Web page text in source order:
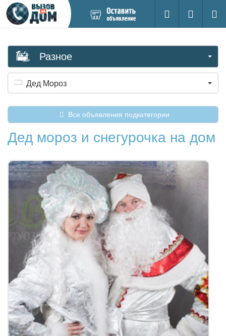
новое
Поиск
Вход на
Разное
Дед Мороз
Все объявления подкатегории
Дед мороз и снегурочка на дом